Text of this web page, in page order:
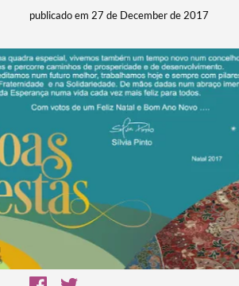
publicado em 27 de December de 2017